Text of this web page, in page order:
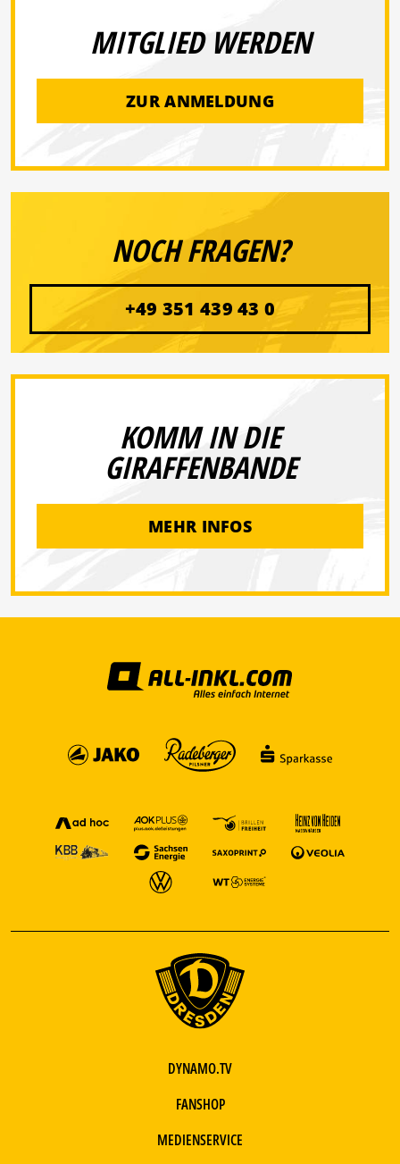
MITGLIED WERDEN
ZUR ANMELDUNG
NOCH FRAGEN?
+49 351 439 43 0
KOMM IN DIE
GIRAFFENBANDE
MEHR INFOS
DYNAMO.TV
FANSHOP
MEDIENSERVICE